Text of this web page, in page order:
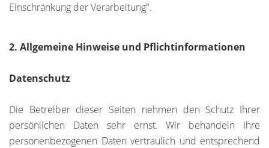
Einschränkung der Verarbeitung".
2. Allgemeine Hinweise und Pflichtinformationen
Datenschutz
Die Betreiber dieser Seiten nehmen den Schutz Ihrer
persönlichen Daten sehr ernst. Wir behandeln Ihre
personenbezogenen Daten vertraulich und entsprechend